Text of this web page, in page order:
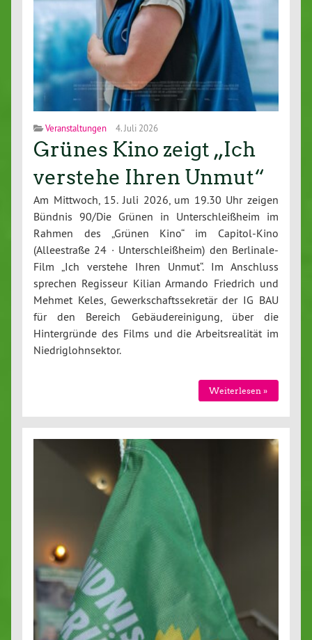
Veranstaltungen 4. Juli 2026
Grünes Kino zeigt „Ich
verstehe Ihren Unmut“
Am Mittwoch, 15. Juli 2026, um 19.30 Uhr zeigen
Bündnis 90/Die Grünen in Unterschleißheim im
Rahmen des „Grünen Kino“ im Capitol-Kino
(Alleestraße 24 · Unterschleißheim) den Berlinale-
Film „Ich verstehe Ihren Unmut“. Im Anschluss
sprechen Regisseur Kilian Armando Friedrich und
Mehmet Keles, Gewerkschaftssekretär der IG BAU
für den Bereich Gebäudereinigung, über die
Hintergründe des Films und die Arbeitsrealität im
Niedriglohnsektor.
Weiterlesen »